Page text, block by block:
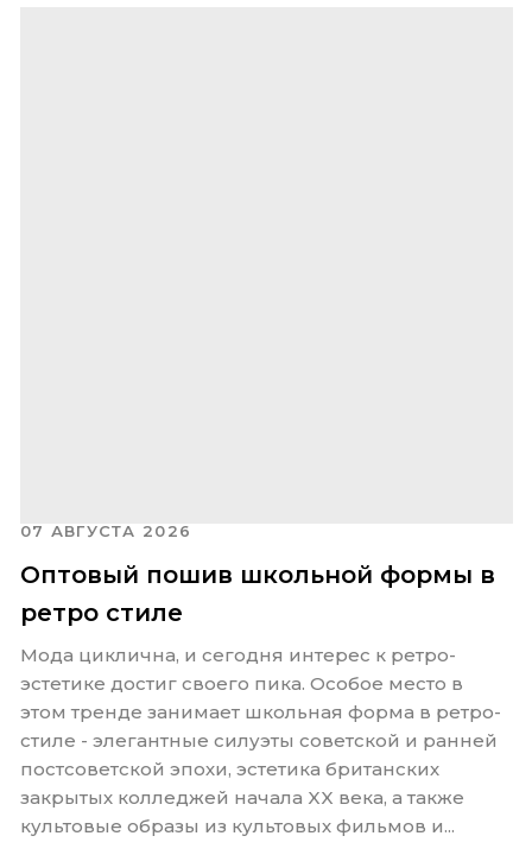
07 АВГУСТА 2026
Оптовый пошив школьной формы в
ретро стиле
Мода циклична, и сегодня интерес к ретро-
эстетике достиг своего пика. Особое место в
этом тренде занимает школьная форма в ретро-
стиле - элегантные силуэты советской и ранней
постсоветской эпохи, эстетика британских
закрытых колледжей начала XX века, а также
культовые образы из культовых фильмов и...